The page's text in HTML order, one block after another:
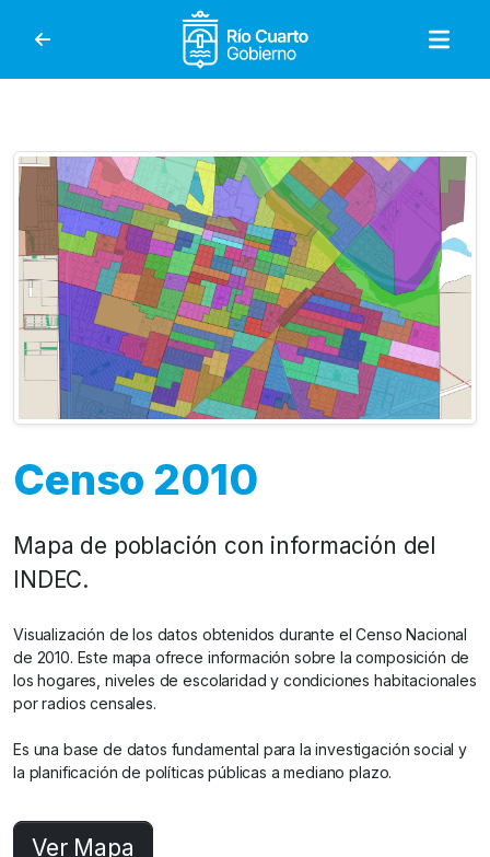
Gobierno de Río
Censo 2010
Mapa de población con información del
INDEC.
Visualización de los datos obtenidos durante el Censo Nacional
de 2010. Este mapa ofrece información sobre la composición de
los hogares, niveles de escolaridad y condiciones habitacionales
por radios censales.
Es una base de datos fundamental para la investigación social y
la planificación de políticas públicas a mediano plazo.
Ver Mapa